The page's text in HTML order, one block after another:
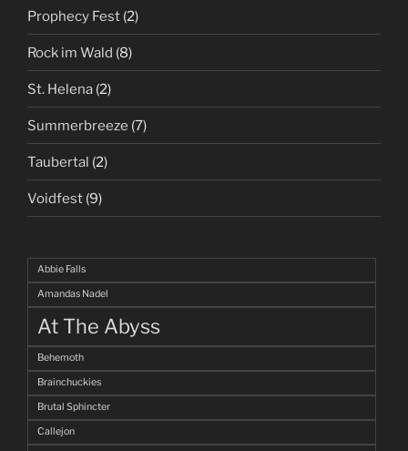
Prophecy Fest (2)
Rock im Wald (8)
St. Helena (2)
Summerbreeze (7)
Taubertal (2)
Voidfest (9)
Abbie Falls
Amandas Nadel
At The Abyss
Behemoth
Brainchuckies
Brutal Sphincter
Callejon